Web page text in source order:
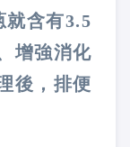
就含有3.5
增強消化
後，排便